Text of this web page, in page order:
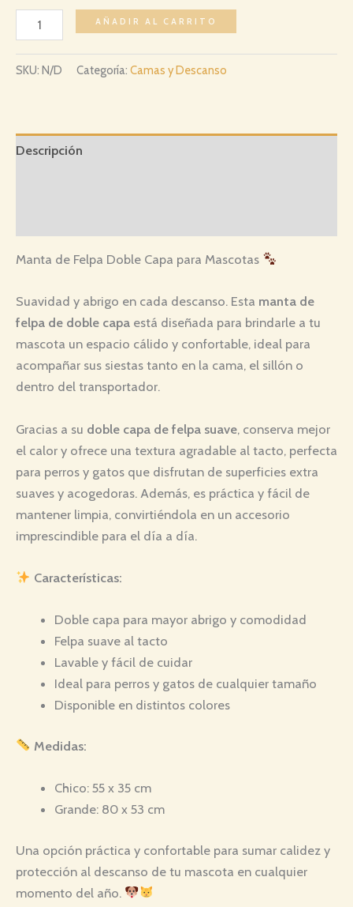
Manta
de
Felpa
Mascotas
AÑADIR AL CARRITO
SKU: N/D Categoría: Camas y Descanso
Descripción
Manta de Felpa Doble Capa para Mascotas
Suavidad y abrigo en cada descanso. Esta manta de
felpa de doble capa está diseñada para brindarle a tu
mascota un espacio cálido y confortable, ideal para
acompañar sus siestas tanto en la cama, el sillón o
dentro del transportador.
Gracias a su doble capa de felpa suave, conserva mejor
el calor y ofrece una textura agradable al tacto, perfecta
para perros y gatos que disfrutan de superficies extra
suaves y acogedoras. Además, es práctica y fácil de
mantener limpia, convirtiéndola en un accesorio
imprescindible para el día a día.
Características:
Doble capa para mayor abrigo y comodidad
Felpa suave al tacto
Lavable y fácil de cuidar
Ideal para perros y gatos de cualquier tamaño
Disponible en distintos colores
Medidas:
Chico: 55 x 35 cm
Grande: 80 x 53 cm
Una opción práctica y confortable para sumar calidez y
protección al descanso de tu mascota en cualquier
momento del año.